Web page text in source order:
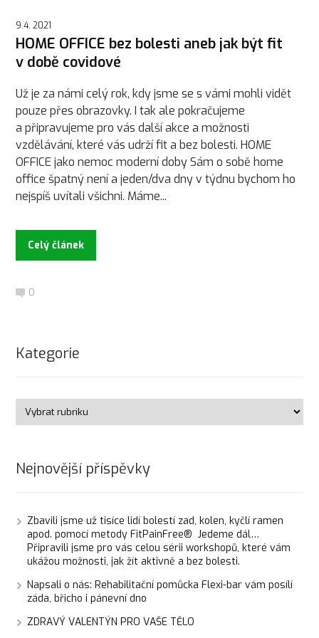
9.4. 2021
HOME OFFICE bez bolesti aneb jak být fit
v době covidové
Už je za námi celý rok, kdy jsme se s vámi mohli vidět
pouze přes obrazovky. I tak ale pokračujeme
a připravujeme pro vás další akce a možnosti
vzdělávání, které vás udrží fit a bez bolesti. HOME
OFFICE jako nemoc moderní doby Sám o sobě home
office špatný není a jeden/dva dny v týdnu bychom ho
nejspíš uvítali všichni. Máme...
Celý článek
0
Kategorie
Nejnovější příspěvky
Zbavili jsme už tisíce lidí bolestí zad, kolen, kyčlí ramen
apod. pomocí metody FitPainFree® Jedeme dál…
Připravili jsme pro vás celou sérii workshopů, které vám
ukážou možnosti, jak žít aktivně a bez bolesti.
Napsali o nás: Rehabilitační pomůcka Flexi-bar vám posílí
záda, břicho i pánevní dno
ZDRAVÝ VALENTÝN PRO VAŠE TĚLO